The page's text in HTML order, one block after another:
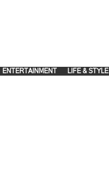
LIFE & STYLE
ENTERTAINMENT